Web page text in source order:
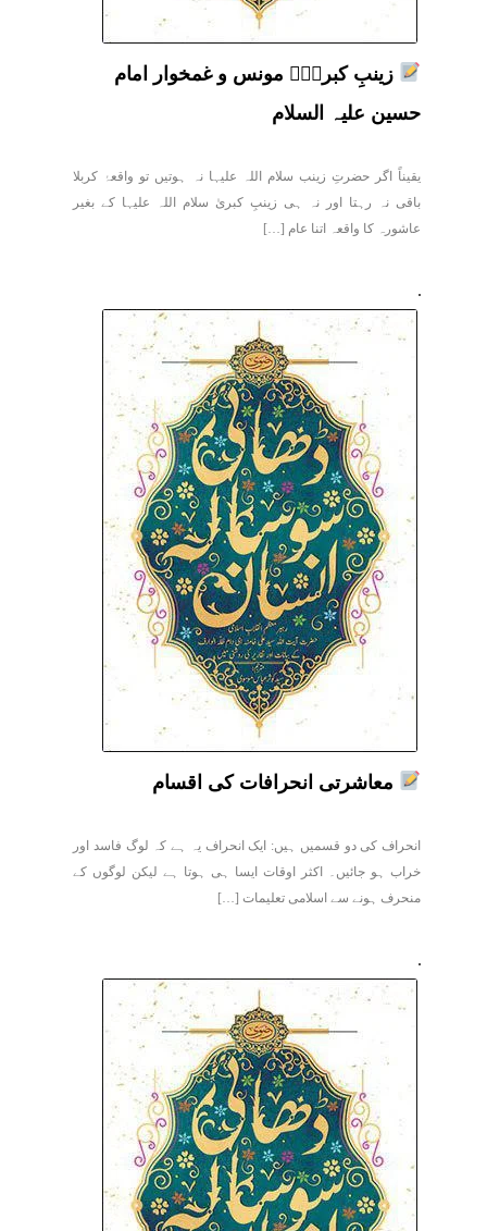
زینبِ کبریٰؑ مونس و غمخوار امام
حسین علیہ السلام
یقیناً اگر حضرتِ زینب سلام اللہ علیہا نہ ہوتیں تو واقعۂ کربلا
باقی نہ رہتا اور نہ ہی زینبِ کبریٰ سلام اللہ علیہا کے بغیر
عاشورہ کا واقعہ اتنا عام […]
معاشرتی انحرافات کی اقسام
انحراف کی دو قسمیں ہیں: ایک انحراف یہ ہے کہ لوگ فاسد اور
خراب ہو جائیں۔ اکثر اوقات ایسا ہی ہوتا ہے لیکن لوگوں کے
منحرف ہونے سے اسلامی تعلیمات […]